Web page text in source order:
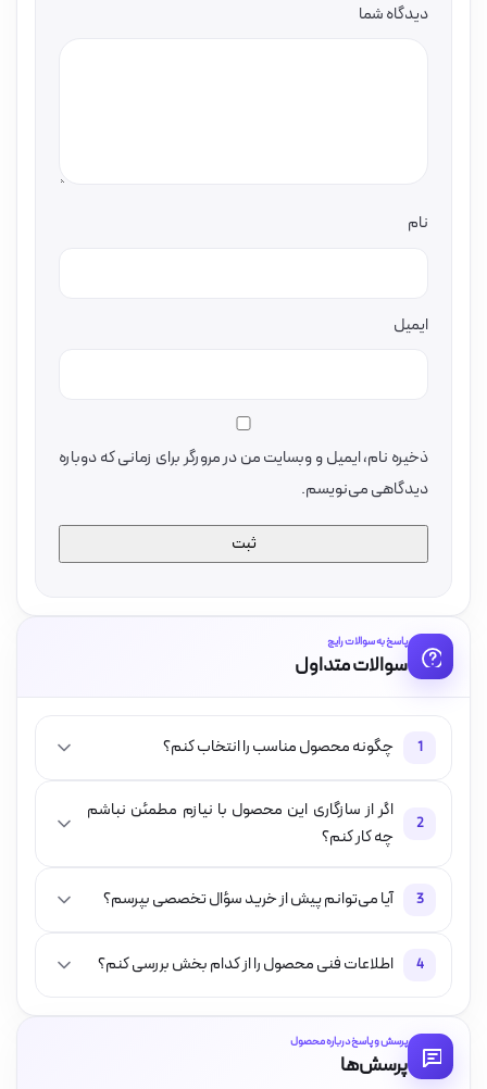
دیدگاه شما
نام
ایمیل
ذخیره نام، ایمیل و وبسایت من در مرورگر برای زمانی که دوباره
دیدگاهی می‌نویسم.
پاسخ به سوالات رایج
سوالات متداول
1 چگونه محصول مناسب را انتخاب کنم؟
2
اگر از سازگاری این محصول با نیازم مطمئن نباشم
چه کار کنم؟
3 آیا می‌توانم پیش از خرید سؤال تخصصی بپرسم؟
4 اطلاعات فنی محصول را از کدام بخش بررسی کنم؟
پرسش و پاسخ درباره محصول
پرسش‌ها